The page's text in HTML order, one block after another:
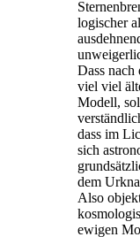
logischer
Dass
viel viel
Modell,
dass im
sich
dem
Also
ewigen